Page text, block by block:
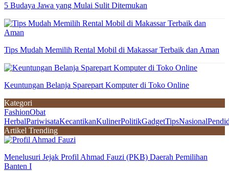
5 Budaya Jawa yang Mulai Sulit Ditemukan
Tips Mudah Memilih Rental Mobil di Makassar Terbaik dan Aman
Keuntungan Belanja Sparepart Komputer di Toko Online
Kategori
FashionObat
HerbalPariwisataKecantikanKulinerPolitikGadgetTipsNasional
Artikel Trending
Menelusuri Jejak Profil Ahmad Fauzi (PKB) Daerah Pemilihan
Banten I